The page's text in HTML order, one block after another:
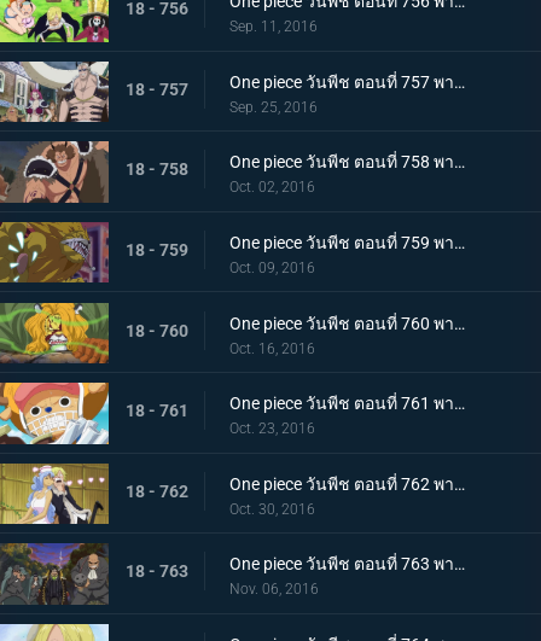
18 - 756
Sep. 11, 2016
18 - 757 One piece วันพีช ตอนที่ 757 พากย์ไทย การมาเยือนของภัยคุกคาม! กลุ่มโจรสลัดร้อยอสูรแจ๊ค!
Sep. 25, 2016
18 - 758 One piece วันพีช ตอนที่ 758 พากย์ไทย ราชาแห่งทิวา ดยุคอินุอาราชิปรากฏตัว!
Oct. 02, 2016
18 - 759 One piece วันพีช ตอนที่ 759 พากย์ไทย ราชาแห่งกลางคืน! นายท่านเนโกะมะมุชิปรากฏตัว!
Oct. 09, 2016
18 - 760 One piece วันพีช ตอนที่ 760 พากย์ไทย เมืองหลวงพินาศ กลุ่มฟางม้วนขึ้นเกาะ!
Oct. 16, 2016
18 - 761 One piece วันพีช ตอนที่ 761 พากย์ไทย เวลาเหลือน้อย! สายใยของเผ่ามิงค์กับกลุ่มหมวกฟาง!
Oct. 23, 2016
18 - 762 One piece วันพีช ตอนที่ 762 พากย์ไทย อันธพาลกลับบ้าน นักฆ่าของสี่จักรพรรดิบิ๊กมัม
Oct. 30, 2016
18 - 763 One piece วันพีช ตอนที่ 763 พากย์ไทย เบื้องหลังการหายตัวไป! ซันจิกับจดหมายเชิญที่น่าสะพรึง!
Nov. 06, 2016